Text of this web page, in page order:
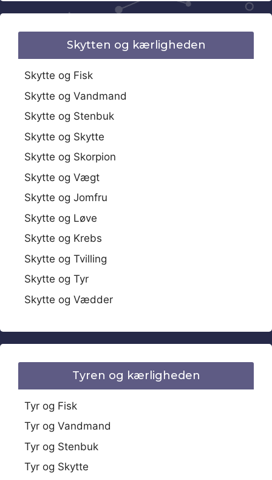
Skytten og kærligheden
Skytte og Fisk
Skytte og Vandmand
Skytte og Stenbuk
Skytte og Skytte
Skytte og Skorpion
Skytte og Vægt
Skytte og Jomfru
Skytte og Løve
Skytte og Krebs
Skytte og Tvilling
Skytte og Tyr
Skytte og Vædder
Tyren og kærligheden
Tyr og Fisk
Tyr og Vandmand
Tyr og Stenbuk
Tyr og Skytte